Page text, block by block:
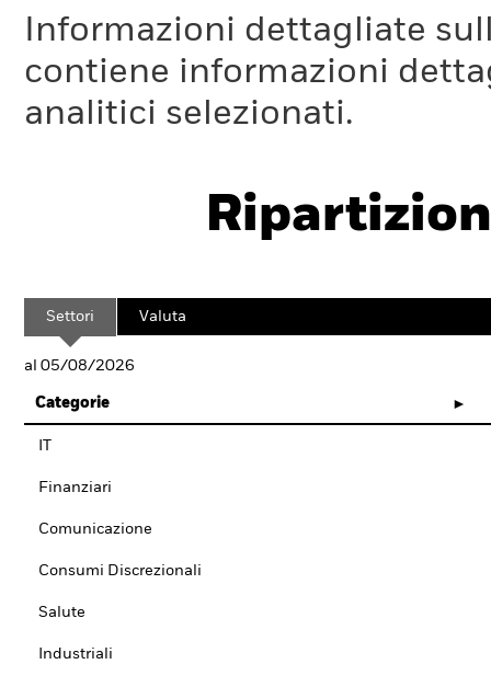
Informazioni dettagliate
contiene informazioni
analitici selezionati.
Settori Valuta
al 05/08/2026
Categorie
Finanziari
Comunicazione
Consumi Discrezionali
Salute
Industriali